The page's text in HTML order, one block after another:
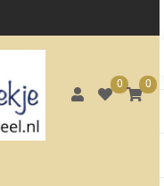
0 0